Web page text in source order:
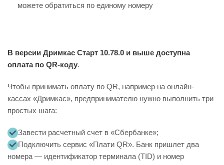
можете обратиться по единому номеру
В версии Дримкас Старт 10.78.0 и выше доступна
оплата по QR-коду.
Чтобы принимать оплату по QR, например на онлайн-
кассах «Дримкас», предпринимателю нужно выполнить три
простых шага:
Завести расчетный счет в «Сбербанке»;
Подключить сервис «Плати QR». Банк пришлет два
номера — идентификатор терминала (TID) и номер